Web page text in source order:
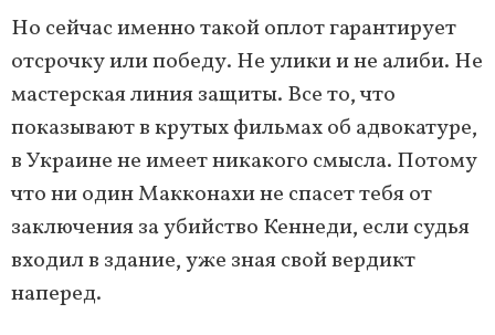
Но сейчас именно такой оплот гарантирует
отсрочку или победу. Не улики и не алиби. Не
мастерская линия защиты. Все то, что
показывают в крутых фильмах об адвокатуре,
в Украине не имеет никакого смысла. Потому
что ни один Макконахи не спасет тебя от
заключения за убийство Кеннеди, если судья
входил в здание, уже зная свой вердикт
наперед.